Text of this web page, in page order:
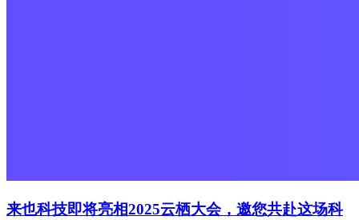
来也科技即将亮相2025云栖大会，邀您共赴这场科